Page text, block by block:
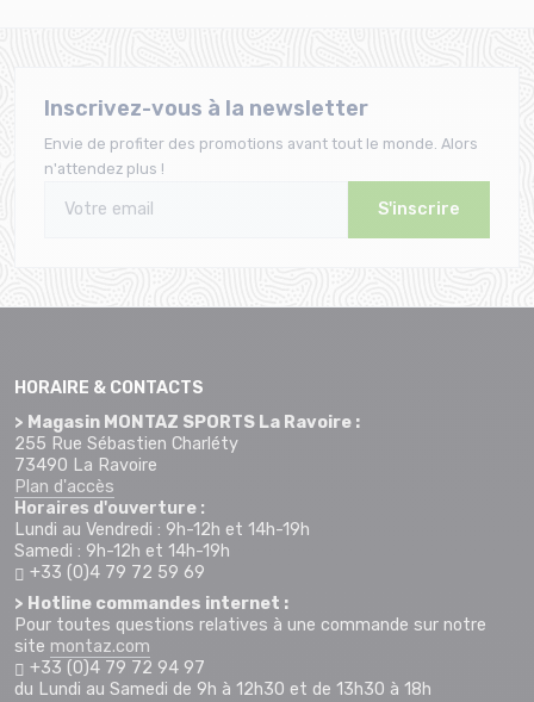
Inscrivez-vous à la newsletter
Envie de profiter des promotions avant tout le monde. Alors
n'attendez plus !
S'inscrire
HORAIRE & CONTACTS
> Magasin MONTAZ SPORTS La Ravoire :
255 Rue Sébastien Charléty
73490 La Ravoire
Plan d'accès
Horaires d'ouverture :
Lundi au Vendredi : 9h-12h et 14h-19h
Samedi : 9h-12h et 14h-19h
+33 (0)4 79 72 59 69
> Hotline commandes internet :
Pour toutes questions relatives à une commande sur notre
site montaz.com
+33 (0)4 79 72 94 97
du Lundi au Samedi de 9h à 12h30 et de 13h30 à 18h